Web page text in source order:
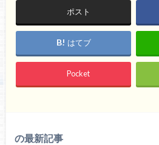
ポスト
はてブ
Pocket
の最新記事